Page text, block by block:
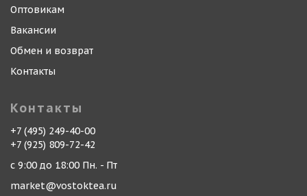
Оптовикам
Вакансии
Обмен и возврат
Контакты
Контакты
+7 (495) 249-40-00
+7 (925) 809-72-42
с 9:00 до 18:00 Пн. - Пт
market@vostoktea.ru